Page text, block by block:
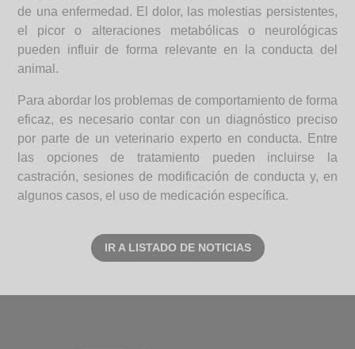
de una enfermedad. El dolor, las molestias persistentes,
el picor o alteraciones metabólicas o neurológicas
pueden influir de forma relevante en la conducta del
animal.
Para abordar los problemas de comportamiento de forma
eficaz, es necesario contar con un diagnóstico preciso
por parte de un veterinario experto en conducta. Entre
las opciones de tratamiento pueden incluirse la
castración, sesiones de modificación de conducta y, en
algunos casos, el uso de medicación específica.
IR A LISTADO DE NOTICIAS